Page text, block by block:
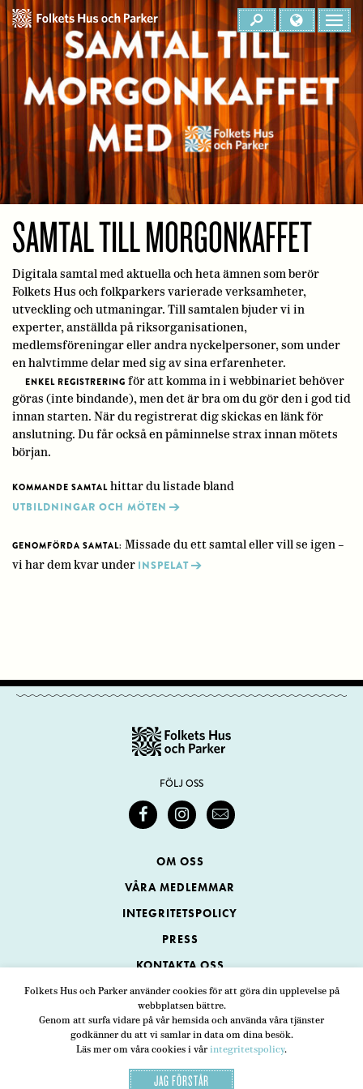
Folkets Hus och Parker använder cookies för att göra din upplevelse på
webbplatsen bättre.
Genom att surfa vidare på vår hemsida och använda våra tjänster
godkänner du att vi samlar in data om dina besök.
Läs mer om våra cookies i vår integritetspolicy.
JAG FÖRSTÅR
SAMTAL TILL MORGONKAFFET
Digitala samtal med aktuella och heta ämnen som berör
Folkets Hus och folkparkers varierade verksamheter,
utveckling och utmaningar. Till samtalen bjuder vi in
experter, anställda på riksorganisationen,
medlemsföreningar eller andra nyckelpersoner, som under
en halvtimme delar med sig av sina erfarenheter.
ENKEL REGISTRERING för att komma in i webbinariet behöver
göras (inte bindande), men det är bra om du gör den i god tid
innan starten. När du registrerat dig skickas en länk för
anslutning. Du får också en påminnelse strax innan mötets
början.
KOMMANDE SAMTAL hittar du listade bland
UTBILDNINGAR OCH MÖTEN
GENOMFÖRDA SAMTAL: Missade du ett samtal eller vill se igen –
vi har dem kvar under INSPELAT
FÖLJ OSS
OM OSS
VÅRA MEDLEMMAR
INTEGRITETSPOLICY
PRESS
KONTAKTA OSS
Folkets Hus och Parker
ADRESS Swedenborgsgatan 1
118 48 Stockholm
TELEFON 08-452 25 00